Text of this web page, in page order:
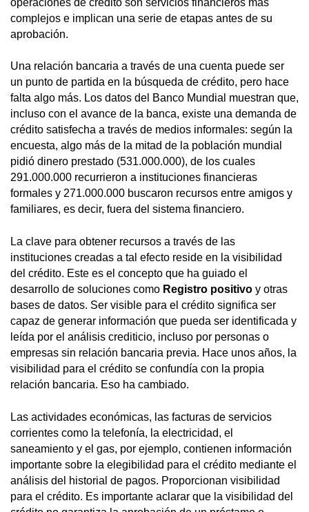
complejos e implican una serie de etapas antes de su
aprobación.
Una relación bancaria a través de una cuenta puede ser
un punto de partida en la búsqueda de crédito, pero hace
falta algo más. Los datos del Banco Mundial muestran que,
incluso con el avance de la banca, existe una demanda de
crédito satisfecha a través de medios informales: según la
encuesta, algo más de la mitad de la población mundial
pidió dinero prestado (531.000.000), de los cuales
291.000.000 recurrieron a instituciones financieras
formales y 271.000.000 buscaron recursos entre amigos y
familiares, es decir, fuera del sistema financiero.
La clave para obtener recursos a través de las
instituciones creadas a tal efecto reside en la visibilidad
del crédito. Este es el concepto que ha guiado el
desarrollo de soluciones como Registro positivo y otras
bases de datos. Ser visible para el crédito significa ser
capaz de generar información que pueda ser identificada y
leída por el análisis crediticio, incluso por personas o
empresas sin relación bancaria previa. Hace unos años, la
visibilidad para el crédito se confundía con la propia
relación bancaria. Eso ha cambiado.
Las actividades económicas, las facturas de servicios
corrientes como la telefonía, la electricidad, el
saneamiento y el gas, por ejemplo, contienen información
importante sobre la elegibilidad para el crédito mediante el
análisis del historial de pagos. Proporcionan visibilidad
para el crédito. Es importante aclarar que la visibilidad del